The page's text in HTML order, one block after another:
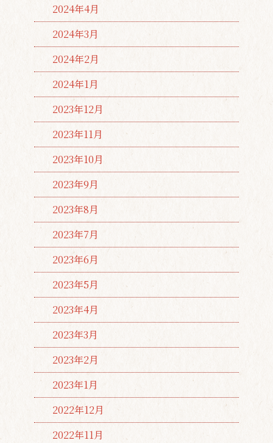
2024年4月
2024年3月
2024年2月
2024年1月
2023年12月
2023年11月
2023年10月
2023年9月
2023年8月
2023年7月
2023年6月
2023年5月
2023年4月
2023年3月
2023年2月
2023年1月
2022年12月
2022年11月